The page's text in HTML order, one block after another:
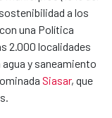
a los
una Política
2.000 localidades
y saneamiento
Siasar, que